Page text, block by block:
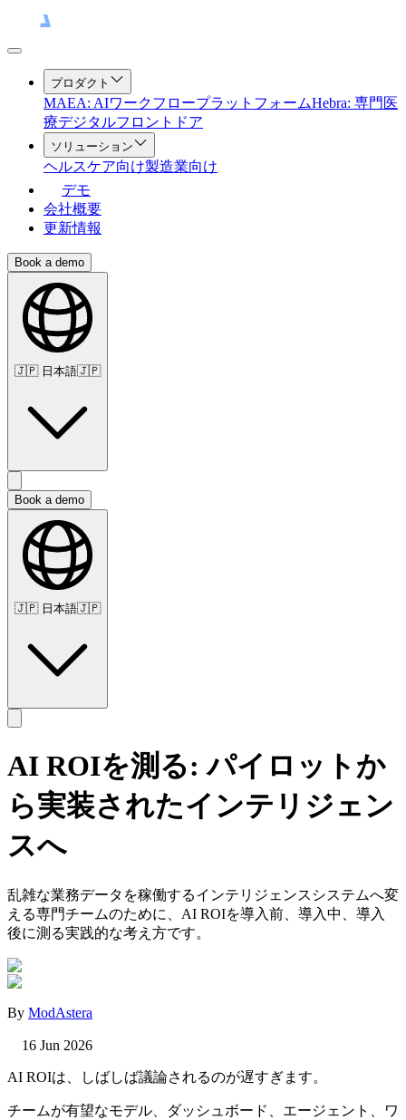
プロダクト
MAEA: AIワークフロープラットフォームHebra: 専門医
療デジタルフロントドア
ソリューション
ヘルスケア向け製造業向け
デモ
会社概要
更新情報
Book a demo
🇯🇵 日本語🇯🇵
Book a demo
🇯🇵 日本語🇯🇵
AI ROIを測る: パイロットか
ら実装されたインテリジェン
スへ
乱雑な業務データを稼働するインテリジェンスシステムへ変
える専門チームのために、AI ROIを導入前、導入中、導入
後に測る実践的な考え方です。
By ModAstera
16 Jun 2026
AI ROIは、しばしば議論されるのが遅すぎます。
チームが有望なモデル、ダッシュボード、エージェント、ワ